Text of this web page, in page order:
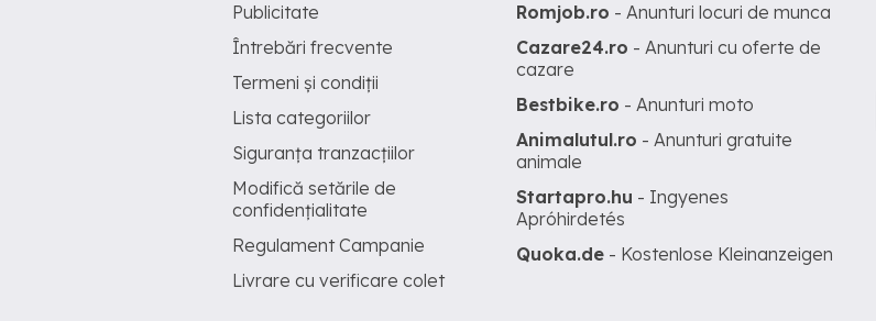
Publicitate
Întrebări frecvente
Termeni și condiții
Lista categoriilor
Siguranța tranzacțiilor
Modifică setările de
confidențialitate
Regulament Campanie
Livrare cu verificare colet
Romjob.ro - Anunturi locuri de munca
Cazare24.ro - Anunturi cu oferte de
cazare
Bestbike.ro - Anunturi moto
Animalutul.ro - Anunturi gratuite
animale
Startapro.hu - Ingyenes
Apróhirdetés
Quoka.de - Kostenlose Kleinanzeigen